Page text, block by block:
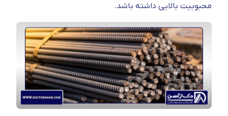
محبوبیت بالایی داشته باشد.